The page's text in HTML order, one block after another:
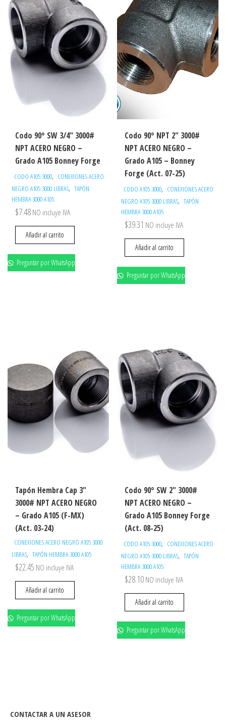
Codo 90° SW 3/4″ 3000#
NPT ACERO NEGRO –
Grado A105 Bonney Forge
CODO A105 3000, CONEXIONES ACERO
NEGRO A105 3000 LIBRAS, TAPÓN
HEMBRA 3000 A105
$7.48 NO incluye IVA
Añadir al carrito
Preguntar por WhatsApp
Codo 90° NPT 2″ 3000#
NPT ACERO NEGRO –
Grado A105 – Bonney
Forge (Act. 07-25)
CODO A105 3000, CONEXIONES ACERO
NEGRO A105 3000 LIBRAS, TAPÓN
HEMBRA 3000 A105
$39.31 NO incluye IVA
Añadir al carrito
Preguntar por WhatsApp
Tapón Hembra Cap 3″
3000# NPT ACERO NEGRO
– Grado A105 (F-MX)
(Act. 03-24)
CONEXIONES ACERO NEGRO A105 3000
LIBRAS, TAPÓN HEMBRA 3000 A105
$22.45 NO incluye IVA
Añadir al carrito
Preguntar por WhatsApp
Codo 90° SW 2″ 3000#
NPT ACERO NEGRO –
Grado A105 Bonney Forge
(Act. 08-25)
CODO A105 3000, CONEXIONES ACERO
NEGRO A105 3000 LIBRAS, TAPÓN
HEMBRA 3000 A105
$28.10 NO incluye IVA
Añadir al carrito
Preguntar por WhatsApp
CONTACTAR A UN ASESOR